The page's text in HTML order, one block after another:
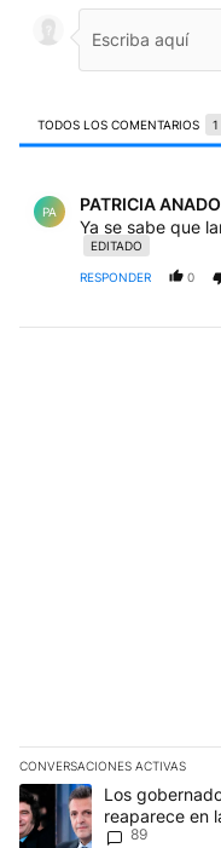
TODOS LOS COMENTARIOS 1
PA PATRICIA
Ya se sabe que
EDITADO
RESPONDER 0
CONVERSACIONES ACTIVAS
Este listado muestra los
Un artículo de tendencia
Los
reaparece en
89